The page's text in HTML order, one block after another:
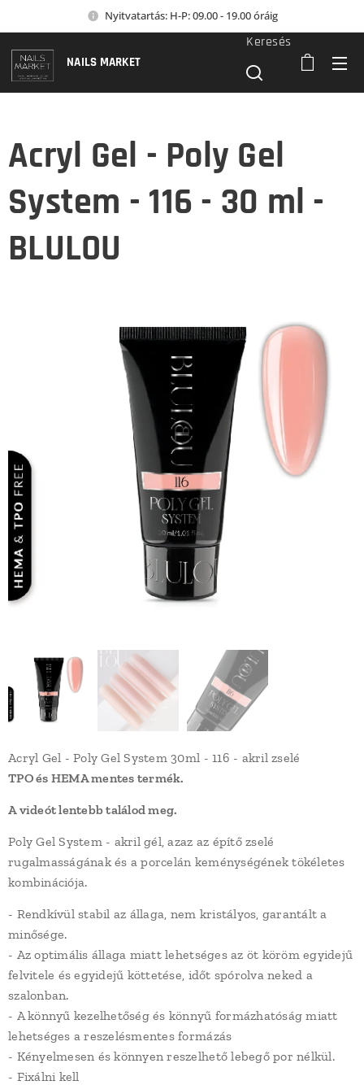
Nyitvatartás: H-P: 09.00 - 19.00 óráig
NAILS MARKET
Keresés
Acryl Gel - Poly Gel
System - 116 - 30 ml -
BLULOU
Acryl Gel - Poly Gel System 30ml - 116 - akril zselé
TPO és HEMA mentes termék.
A videót lentebb találod meg.
Poly Gel System - akril gél, azaz az építő zselé
rugalmasságának és a porcelán keménységének tökéletes
kombinációja.
- Rendkívül stabil az állaga, nem kristályos, garantált a
minősége.
- Az optimális állaga miatt lehetséges az öt köröm egyidejű
felvitele és egyidejű köttetése, időt spórolva neked a
szalonban.
- A könnyű kezelhetőség és könnyű formázhatóság miatt
lehetséges a reszelésmentes formázás
- Kényelmesen és könnyen reszelhető lebegő por nélkül.
- Fixálni kell